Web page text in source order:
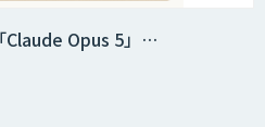
Claude Opus 5」…